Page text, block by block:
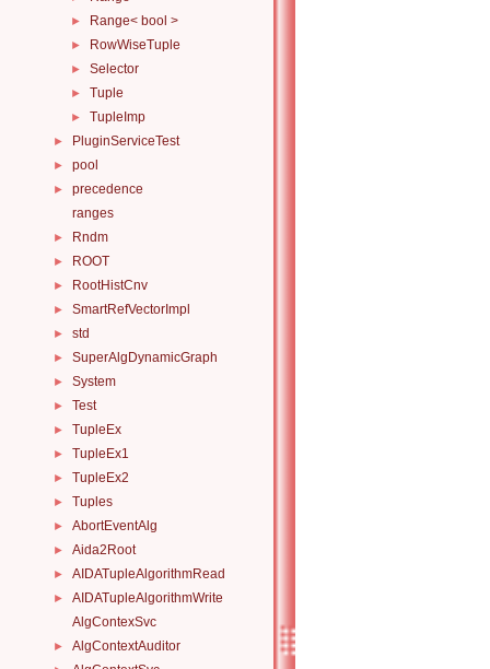
► Range< bool >
► RowWiseTuple
► Selector
► Tuple
► TupleImp
► PluginServiceTest
► pool
►
precedence
ranges
► Rndm
► ROOT
► RootHistCnv
► SmartRefVectorImpl
► std
► SuperAlgDynamicGraph
► System
► Test
► TupleEx
► TupleEx1
► TupleEx2
► Tuples
► AbortEventAlg
► Aida2Root
► AIDATupleAlgorithmRead
►
AIDATupleAlgorithmWrite
AlgContexSvc
► AlgContextAuditor